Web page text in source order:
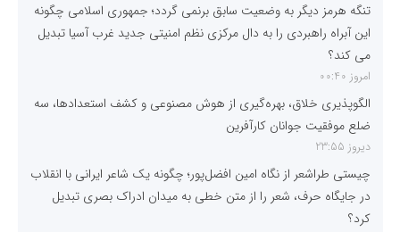
تنگه هرمز دیگر به وضعیت سابق برنمی گردد؛ جمهوری اسلامی چگونه
این آبراه راهبردی را به دال مرکزی نظم امنیتی جدید غرب آسیا تبدیل
می کند؟
امروز 00:40
الگوپذیری خلاق، بهره‌گیری از هوش مصنوعی و کشف استعدادها، سه
ضلع موفقیت جوانان کارآفرین
دیروز 23:55
چیستی طراشعر از نگاه امین افضل‌پور؛ چگونه یک شاعر ایرانی با انقلاب
در جایگاه حرف، شعر را از متن خطی به میدان ادراک بصری تبدیل
کرد؟